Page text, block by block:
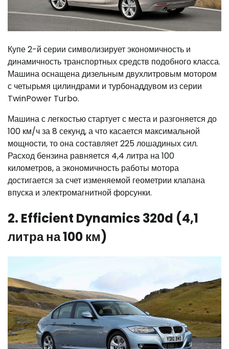
Купе 2-й серии символизирует экономичность и
динамичность транспортных средств подобного класса.
Машина оснащена дизельным двухлитровым мотором
с четырьмя цилиндрами и турбонаддувом из серии
TwinPower Turbo.
Машина с легкостью стартует с места и разгоняется до
100 км/ч за 8 секунд, а что касается максимальной
мощности, то она составляет 225 лошадиных сил.
Расход бензина равняется 4,4 литра на 100
километров, а экономичность работы мотора
достигается за счет изменяемой геометрии клапана
впуска и электромагнитной форсунки.
2. Efficient Dynamics 320d (4,1
литра на 100 км)